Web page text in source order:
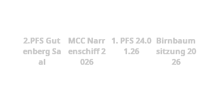
2.PFS Gut
enberg Sa
al
MCC Narr
enschiff 2
026
1. PFS 24.0
1.26
Birnbaum
sitzung 20
26